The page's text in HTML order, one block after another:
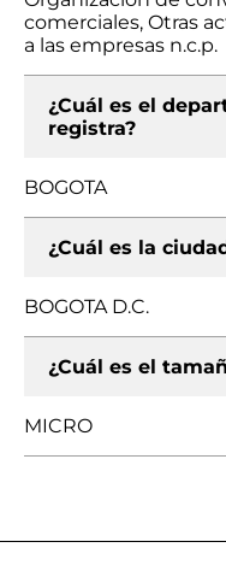
comerciales, Otras
a las empresas n.c.p.
¿Cuál es el
registra?
BOGOTA
¿Cuál es la
BOGOTA D.C.
¿Cuál es el
MICRO